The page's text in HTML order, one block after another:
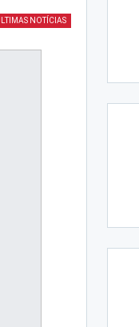
NOTÍCIAS